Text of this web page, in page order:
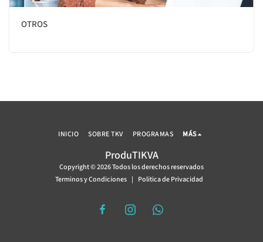
OTROS
ProduTIKVA
Copyright © 2026 Todos los derechos reservados
Terminos y Condiciones | Politica de Privacidad
INICIO SOBRE TKV PROGRAMAS MÁS